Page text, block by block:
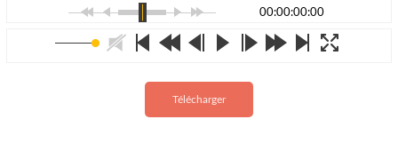
00:00:00:00
Télécharger